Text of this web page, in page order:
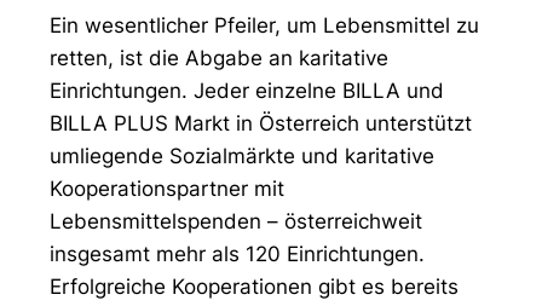
Ein wesentlicher Pfeiler, um Lebensmittel zu
retten, ist die Abgabe an karitative
Einrichtungen. Jeder einzelne BILLA und
BILLA PLUS Markt in Österreich unterstützt
umliegende Sozialmärkte und karitative
Kooperationspartner mit
Lebensmittelspenden – österreichweit
insgesamt mehr als 120 Einrichtungen.
Erfolgreiche Kooperationen gibt es bereits